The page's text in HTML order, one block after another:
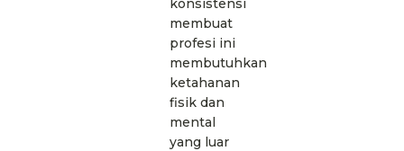
konsistensi
membuat
profesi ini
membutuhkan
ketahanan
fisik dan
mental
yang luar